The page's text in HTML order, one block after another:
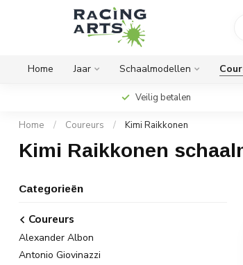
Home Jaar Schaalmodellen
Veilig betalen
Home / Coureurs / Kimi Raikkonen
Kimi Raikkonen
Categorieën
Coureurs
Alexander Albon
Antonio Giovinazzi